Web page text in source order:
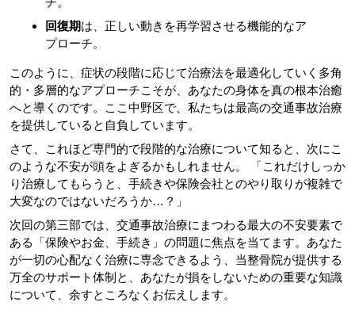
回復期は、正しい動きを再学習させる機能的なア
プローチ。
このように、症状の段階に応じて治療法を最適化していく多角
的・多層的なアプローチこそが、あなたの身体を真の根本治癒
へと導くのです。ここ中野区で、私たちは最高の交通事故治療
を提供していると自負しています。
さて、これほど専門的で段階的な治療について知ると、次にこ
のような不安が頭をよぎるかもしれません。 「これだけしっか
り治療してもらうと、手続きや保険会社とのやり取りが複雑で
大変なのではないだろうか…？」
次回の第三部では、交通事故治療にまつわる最大の不安要素で
ある「保険やお金、手続き」の問題に焦点を当てます。あなた
が一切の心配なく治療に専念できるよう、当整骨院が提供する
万全のサポート体制と、あなたが損をしないための重要な知識
について、余すところなくお伝えします。